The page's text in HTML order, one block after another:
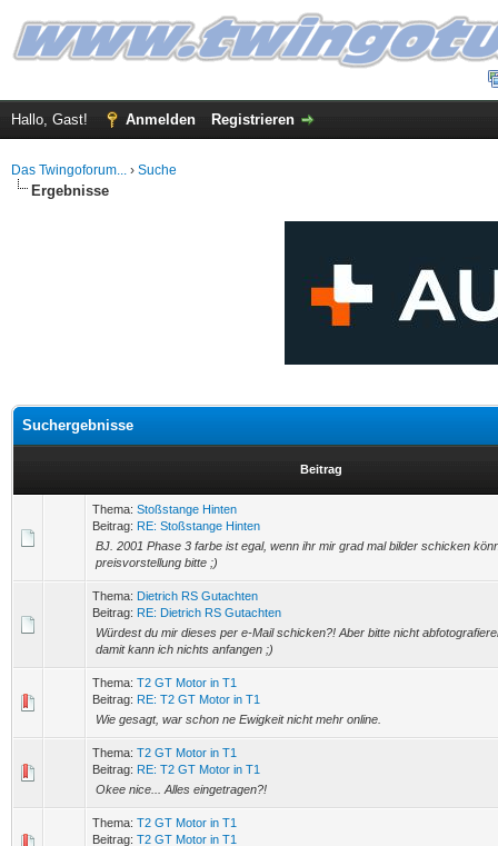
Hallo, Gast! Anmelden Registrieren
Das Twingoforum... › Suche
Ergebnisse
Suchergebnisse
Beitrag
Thema: Stoßstange Hinten
Beitrag: RE: Stoßstange Hinten
BJ. 2001 Phase 3 farbe ist egal, wenn ihr mir grad mal bilder schicken
preisvorstellung bitte ;)
Thema: Dietrich RS Gutachten
Beitrag: RE: Dietrich RS Gutachten
Würdest du mir dieses per e-Mail schicken?! Aber bitte nicht
damit kann ich nichts anfangen ;)
Thema: T2 GT Motor in T1
Beitrag: RE: T2 GT Motor in T1
Wie gesagt, war schon ne Ewigkeit nicht mehr online.
Thema: T2 GT Motor in T1
Beitrag: RE: T2 GT Motor in T1
Okee nice... Alles eingetragen?!
Thema: T2 GT Motor in T1
Beitrag: T2 GT Motor in T1